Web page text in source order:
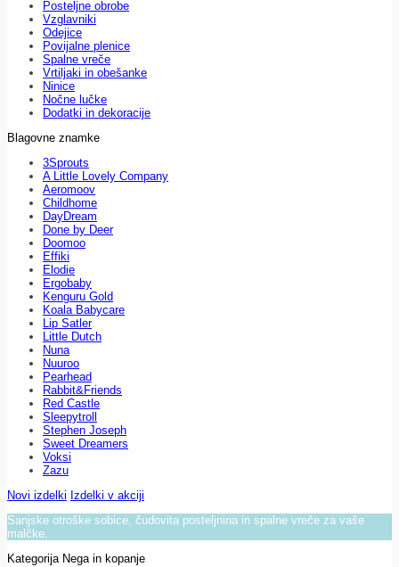
Posteljne obrobe
Vzglavniki
Odejice
Povijalne plenice
Spalne vreče
Vrtiljaki in obešanke
Ninice
Nočne lučke
Dodatki in dekoracije
Blagovne znamke
3Sprouts
A Little Lovely Company
Aeromoov
Childhome
DayDream
Done by Deer
Doomoo
Effiki
Elodie
Ergobaby
Kenguru Gold
Koala Babycare
Lip Satler
Little Dutch
Nuna
Nuuroo
Pearhead
Rabbit&Friends
Red Castle
Sleepytroll
Stephen Joseph
Sweet Dreamers
Voksi
Zazu
Novi izdelki Izdelki v akciji
Sanjske otroške sobice, čudovita posteljnina in spalne vreče za vaše
malčke.
Kategorija Nega in kopanje